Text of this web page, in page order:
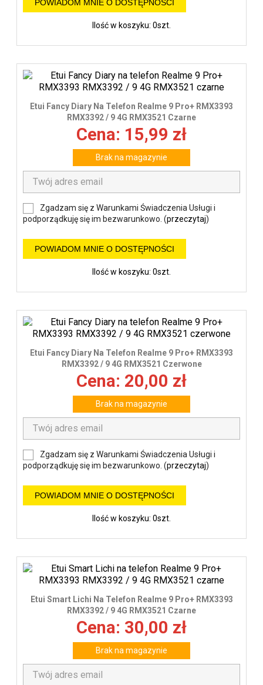
POWIADOM MNIE O DOSTĘPNOŚCI
Ilość w koszyku: 0szt.
Etui Fancy Diary Na Telefon Realme 9 Pro+ RMX3393
RMX3392 / 9 4G RMX3521 Czarne
Cena: 15,99 zł
Brak na magazynie
Zgadzam się z Warunkami Świadczenia Usługi i
podporządkuję się im bezwarunkowo. (przeczytaj)
POWIADOM MNIE O DOSTĘPNOŚCI
Ilość w koszyku: 0szt.
Etui Fancy Diary Na Telefon Realme 9 Pro+ RMX3393
RMX3392 / 9 4G RMX3521 Czerwone
Cena: 20,00 zł
Brak na magazynie
Zgadzam się z Warunkami Świadczenia Usługi i
podporządkuję się im bezwarunkowo. (przeczytaj)
POWIADOM MNIE O DOSTĘPNOŚCI
Ilość w koszyku: 0szt.
Etui Smart Lichi Na Telefon Realme 9 Pro+ RMX3393
RMX3392 / 9 4G RMX3521 Czarne
Cena: 30,00 zł
Brak na magazynie